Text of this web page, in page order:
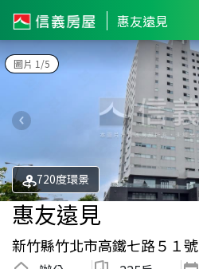
惠友遠見
圖片 1/5
720度環景
惠友遠見
新竹縣竹北市高鐵七路５１號